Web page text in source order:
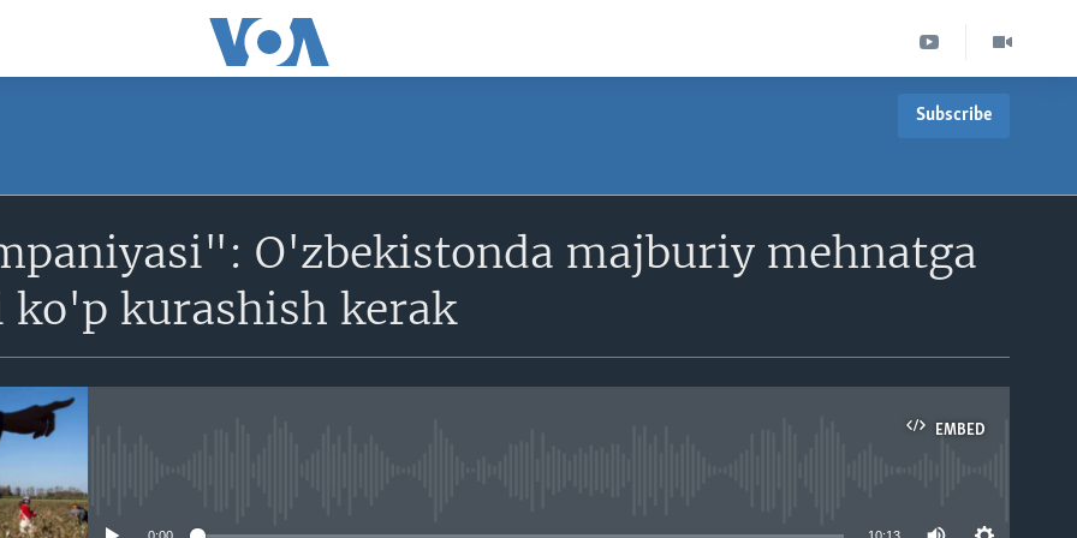
Subscribe
O'zbekistonda majburiy mehnatga
ko'p kurashish kerak
EMBED